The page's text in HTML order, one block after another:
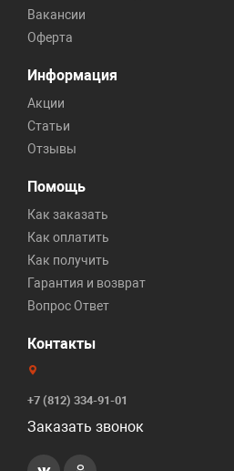
Вакансии
Оферта
Информация
Акции
Статьи
Отзывы
Помощь
Как заказать
Как оплатить
Как получить
Гарантия и возврат
Вопрос Ответ
Контакты
+7 (812) 334-91-01
Заказать звонок